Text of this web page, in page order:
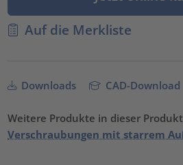
Auf die Merkliste
Downloads CAD-Download
Weitere Produkte in dieser
Verschraubungen mit starrem